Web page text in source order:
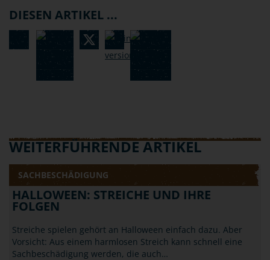
DIESEN ARTIKEL ...
WEITERFÜHRENDE ARTIKEL
SACHBESCHÄDIGUNG
HALLOWEEN: STREICHE UND IHRE
FOLGEN
Streiche spielen gehört an Halloween einfach dazu. Aber
Vorsicht: Aus einem harmlosen Streich kann schnell eine
Sachbeschädigung werden, die auch…